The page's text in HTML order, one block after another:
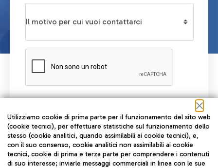
RICHIEDI UNA CONSULENZA
Utilizziamo cookie di prima parte per il funzionamento del sito web
(cookie tecnici), per effettuare statistiche sul funzionamento dello
stesso (cookie analitici, quando assimilabili ai cookie tecnici), e,
con il suo consenso, cookie analitici non assimilabili ai cookie
tecnici, cookie di prima e terza parte per comprendere i contenuti
di suo interesse; inviarle messaggi commerciali in linea con le sue